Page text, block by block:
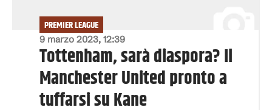
9 marzo 2023, 12:39
PREMIER LEAGUE
Tottenham, sarà diaspora? Il
Manchester United pronto a
tuffarsi su Kane